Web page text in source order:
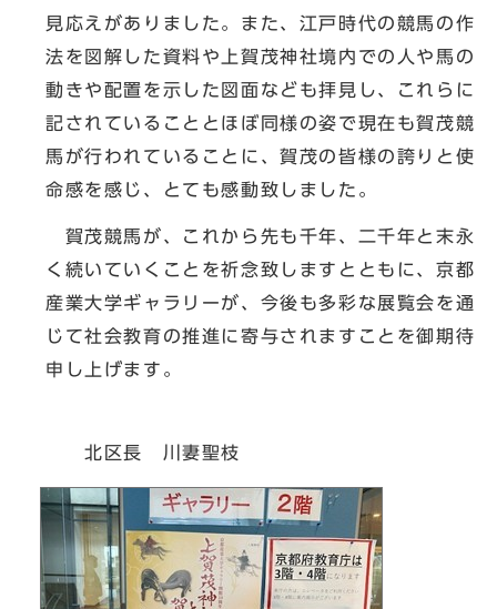
見応えがありました。また、江戸時代の競馬の作
法を図解した資料や上賀茂神社境内での人や馬の
動きや配置を示した図面なども拝見し、これらに
記されていることとほぼ同様の姿で現在も賀茂競
馬が行われていることに、賀茂の皆様の誇りと使
命感を感じ、とても感動致しました。
賀茂競馬が、これから先も千年、二千年と末永
く続いていくことを祈念致しますとともに、京都
産業大学ギャラリーが、今後も多彩な展覧会を通
じて社会教育の推進に寄与されますことを御期待
申し上げます。
北区長 川妻聖枝